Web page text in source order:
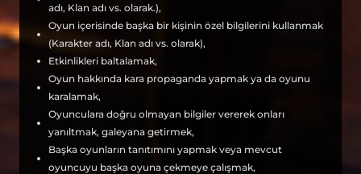
adı, Klan adı vs. olarak.),
Oyun içerisinde başka bir kişinin özel bilgilerini kullanmak
(Karakter adı, Klan adı vs. olarak),
Etkinlikleri baltalamak,
Oyun hakkında kara propaganda yapmak ya da oyunu
karalamak,
Oyunculara doğru olmayan bilgiler vererek onları
yanıltmak, galeyana getirmek,
Başka oyunların tanıtımını yapmak veya mevcut
oyuncuyu başka oyuna çekmeye çalışmak,